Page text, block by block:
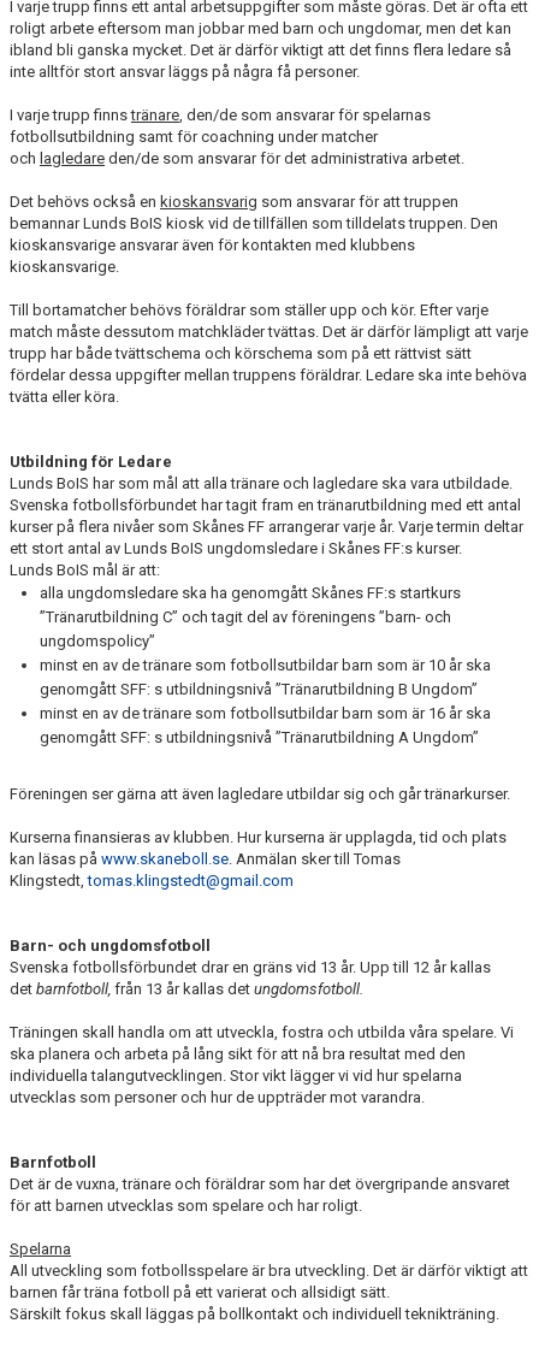
I varje trupp finns ett antal arbetsuppgifter som måste göras. Det är ofta ett
roligt arbete eftersom man jobbar med barn och ungdomar, men det kan
ibland bli ganska mycket. Det är därför viktigt att det finns flera ledare så
inte alltför stort ansvar läggs på några få personer.
I varje trupp finnstränare, den/de som ansvarar för spelarnas
fotbollsutbildning samt för coachning under matcher
och lagledare den/de som ansvarar för det administrativa arbetet.
Det behövs också en kioskansvarig som ansvarar för att truppen
bemannar Lunds BoIS kiosk vid de tillfällen som tilldelats truppen. Den
kioskansvarige ansvarar även för kontakten med klubbens
kioskansvarige.
Till bortamatcher behövs föräldrar som ställer upp och kör. Efter varje
match måste dessutom matchkläder tvättas. Det är därför lämpligt att varje
trupp har både tvättschema och körschema som på ett rättvist sätt
fördelar dessa uppgifter mellan truppens föräldrar. Ledare ska inte behöva
tvätta eller köra.
Utbildning för Ledare
Lunds BoIS har som mål att alla tränare och lagledare ska vara utbildade.
Svenska fotbollsförbundet har tagit fram en tränarutbildning med ett antal
kurser på flera nivåer som Skånes FF arrangerar varje år. Varje termin deltar
ett stort antal av Lunds BoIS ungdomsledare i Skånes FF:s kurser.
Lunds BoIS mål är att:
alla ungdomsledare ska ha genomgått Skånes FF:s startkurs
”Tränarutbildning C” och tagit del av föreningens ”barn- och
ungdomspolicy”
minst en av de tränare som fotbollsutbildar barn som är 10 år ska
genomgått SFF: s utbildningsnivå ”Tränarutbildning B Ungdom”
minst en av de tränare som fotbollsutbildar barn som är 16 år ska
genomgått SFF: s utbildningsnivå ”Tränarutbildning A Ungdom”
Föreningen ser gärna att även lagledare utbildar sig och går tränarkurser.
Kurserna finansieras av klubben. Hur kurserna är upplagda, tid och plats
kan läsas på www.skaneboll.se. Anmälan sker till Tomas
Klingstedt,tomas.klingstedt@gmail.com
Barn- och ungdomsfotboll
Svenska fotbollsförbundet drar en gräns vid 13 år. Upp till 12 år kallas
det barnfotboll, från 13 år kallas det ungdomsfotboll.
Träningen skall handla om att utveckla, fostra och utbilda våra spelare. Vi
ska planera och arbeta på lång sikt för att nå bra resultat med den
individuella talangutvecklingen. Stor vikt lägger vi vid hur spelarna
utvecklas som personer och hur de uppträder mot varandra.
Barnfotboll
Det är de vuxna, tränare och föräldrar som har det övergripande ansvaret
för att barnen utvecklas som spelare och har roligt.
Spelarna
All utveckling som fotbollsspelare är bra utveckling. Det är därför viktigt att
barnen får träna fotboll på ett varierat och allsidigt sätt.
Särskilt fokus skall läggas på bollkontakt och individuell teknikträning.